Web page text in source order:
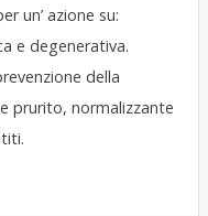
un’ azione su:
e degenerativa.
della
prurito, normalizzante